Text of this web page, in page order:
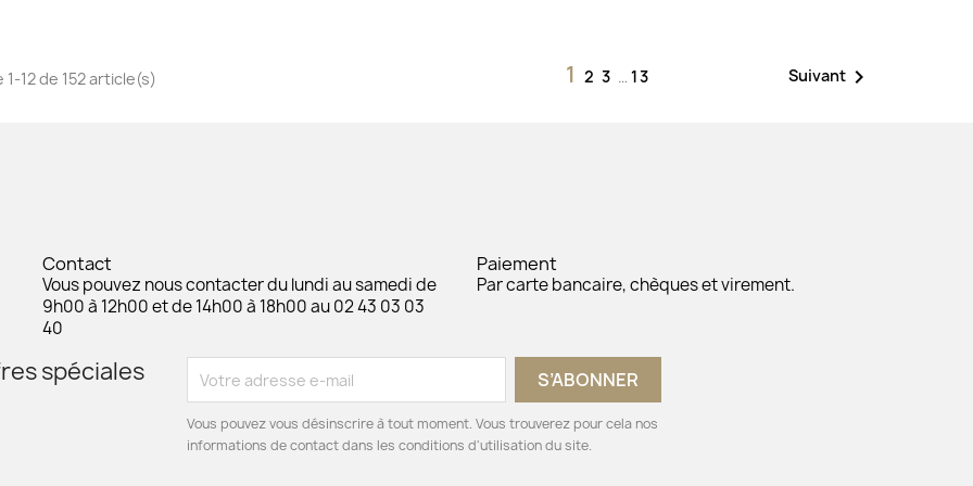
12 de 152 article(s) 123 … 13 Suivant
Contact
Vous pouvez nous contacter du lundi au samedi de
9h00 à 12h00 et de 14h00 à 18h00 au 02 43 03 03
40
Paiement
Par carte bancaire, chèques et virement.
spéciales
Vous pouvez vous désinscrire à tout moment. Vous trouverez pour cela nos
informations de contact dans les conditions d'utilisation du site.